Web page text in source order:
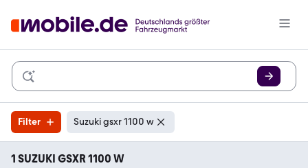
Filter Suzuki gsxr 1100 w
1 SUZUKI GSXR 1100 W